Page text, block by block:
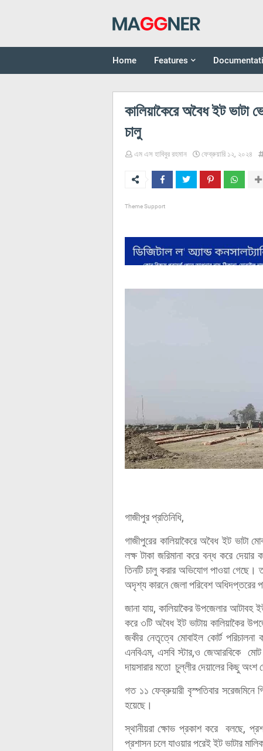
Home Features
কালিয়াকৈরে অবৈধ ইট ভাটা
চালু
এম এস হাবিবুর রহমান ফেব্রুয়ারি ১২, ২০২৪
Theme Support
গাজীপুর প্রতিনিধি,
গাজীপুরের কালিয়াকৈরে অবৈধ ইট ভাটা
লক্ষ টাকা জরিমানা করে বন্ধ করে
তিনটি চালু করার অভিযোগ পাওয়া গেছে।
অদৃশ্য কারনে জেলা পরিবেশ অধিদপ্তরের
জানা যায়, কালিয়াকৈর উপজেলার আটাবহ
করে ৩টি অবৈধ ইট ভাটায় কালিয়াকৈর
জকীর নেতৃত্বে মোবাইল কোর্ট
এনবিএম, এসবি স্টার,ও জেআরবিকে মোট
দায়সারার মতো চুল্লীর দেয়ালের কিছু অংশ
গত ১১ ফেব্রুয়ারী বৃস্পতিবার সরেজমিনে
হয়েছে।
স্থানীয়রা ক্ষোভ প্রকাশ করে বলছে,
প্রশাসন চলে যাওয়ার পরেই ইট ভাটার